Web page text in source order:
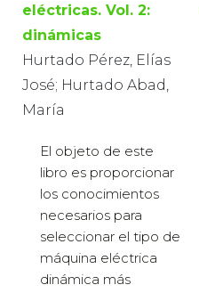
eléctricas. Vol. 2:
dinámicas
Hurtado Pérez, Elías
José; Hurtado Abad,
María
El objeto de este
libro es proporcionar
los conocimientos
necesarios para
seleccionar el tipo de
máquina eléctrica
dinámica más